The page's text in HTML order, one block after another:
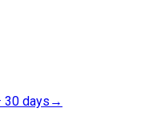
30 days →